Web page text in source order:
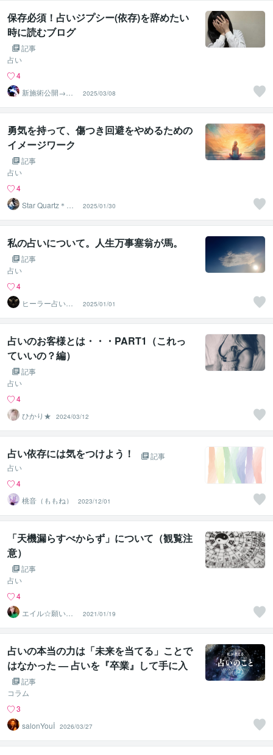
保存必須！占いジプシー(依存)を辞めたい
時に読むブログ
記事
占い
4
新施術公開→≪
相手意識強制変
化≫◆星桜龍
2025/03/08
勇気を持って、傷つき回避をやめるための
イメージワーク
記事
占い
4
Star Quartz＊ス
タークォーツ
2025/01/30
私の占いについて。人生万事塞翁が馬。
記事
占い
4
ヒーラー占い師
よしの
2025/01/01
占いのお客様とは・・・PART1（これっ
ていいの？編）
記事
占い
4
ひかり★
2024/03/12
占い依存には気をつけよう！
記事
占い
4
桃音（ももね）
2023/12/01
「天機漏らすべからず」について（観覧注
意）
記事
占い
4
エイル☆願いを
叶える宇宙根源
の巫女
2021/01/19
占いの本当の力は「未来を当てる」ことで
はなかった — 占いを『卒業』して手に入
れた、本当の幸運の見つけ方
記事
コラム
3
salonYouİ 2026/03/27